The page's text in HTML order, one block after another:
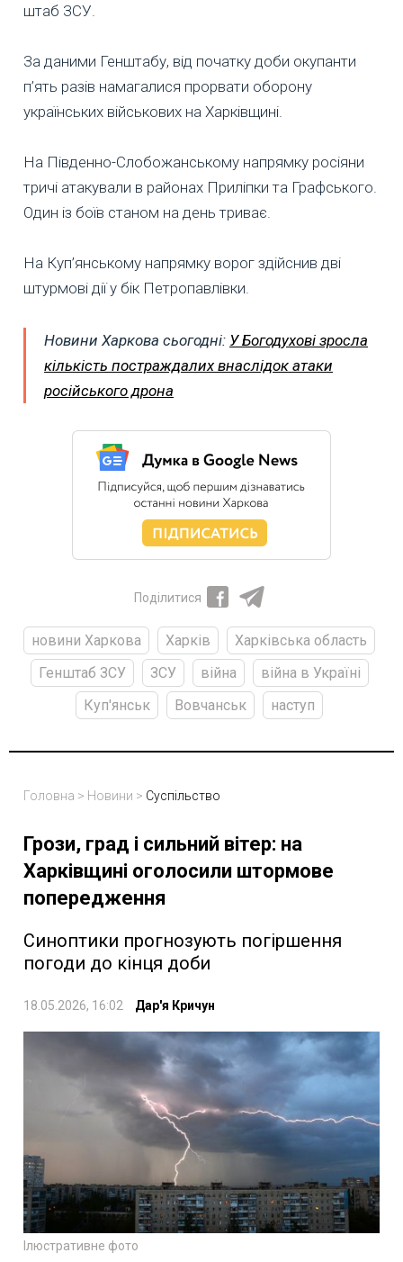
штаб ЗСУ.
За даними Генштабу, від початку доби окупанти
п’ять разів намагалися прорвати оборону
українських військових на Харківщині.
На Південно-Слобожанському напрямку росіяни
тричі атакували в районах Приліпки та Графського.
Один із боїв станом на день триває.
На Куп’янському напрямку ворог здійснив дві
штурмові дії у бік Петропавлівки.
Новини Харкова сьогодні: У Богодухові зросла
кількість постраждалих внаслідок атаки
російського дрона
Поділитися
новини Харкова Харків
Харківська область
Генштаб ЗСУ
ЗСУ війна
війна в Україні
Куп'янськ
Вовчанськ наступ
Головна > Новини > Суспільство
Грози, град і сильний вітер: на
Харківщині оголосили штормове
попередження
Синоптики прогнозують погіршення
погоди до кінця доби
18.05.2026, 16:02 Дар'я Кричун
Ілюстративне фото